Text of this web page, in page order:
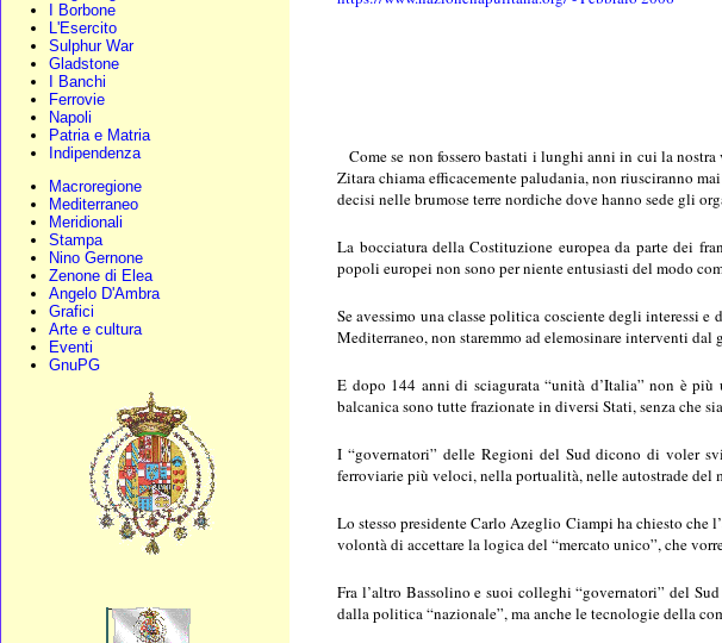
I Borbone
L'Esercito
Sulphur War
Gladstone
I Banchi
Ferrovie
Napoli
Patria e Matria
Indipendenza
Macroregione
Mediterraneo
Meridionali
Stampa
Nino Gernone
Zenone di Elea
Angelo D'Ambra
Grafici
Arte e cultura
Eventi
GnuPG
Come se non fossero bastati i lunghi anni in cui la
Zitara chiama efficacemente paludania, non riusciranno
decisi nelle brumose terre nordiche dove hanno sede gli
La bocciatura della Costituzione europea da parte dei
popoli europei non sono per niente entusiasti del modo
Se avessimo una classe politica cosciente degli interessi
Mediterraneo, non staremmo ad elemosinare interventi
E dopo 144 anni di sciagurata “unità d’Italia” non è
balcanica sono tutte frazionate in diversi Stati, senza che
I “governatori” delle Regioni del Sud dicono di voler
ferroviarie più veloci, nella portualità, nelle autostrade del
Lo stesso presidente Carlo Azeglio Ciampi ha chiesto
volontà di accettare la logica del “mercato unico”, che
Fra l’altro Bassolino e suoi colleghi “governatori” del
dalla politica “nazionale”, ma anche le tecnologie della